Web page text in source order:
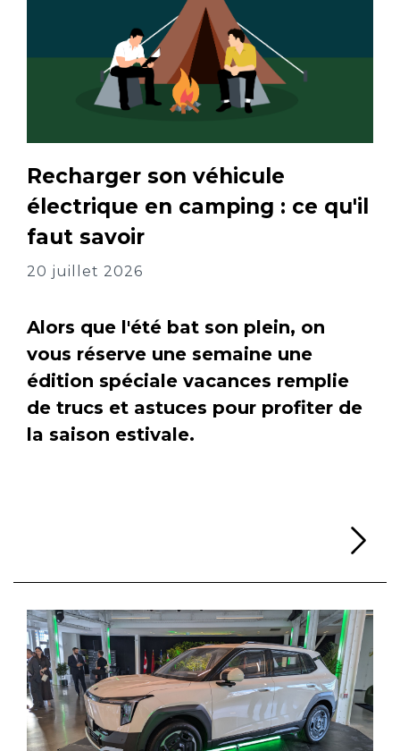
Recharger son véhicule
électrique en camping : ce qu'il
faut savoir
20 juillet 2026
Alors que l'été bat son plein, on
vous réserve une semaine une
édition spéciale vacances remplie
de trucs et astuces pour profiter de
la saison estivale.